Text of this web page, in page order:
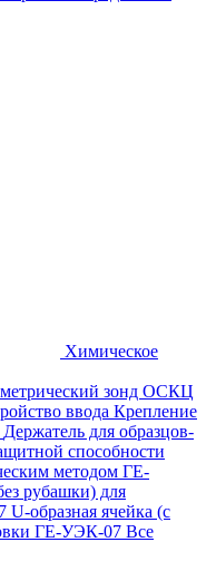
Химическое
зонд ОСКЦ
ввода Крепление
Держатель для образцов-
способности
методом ГЕ-
рубашки) для
U-образная ячейка (с
ГЕ-УЭК-07 Все